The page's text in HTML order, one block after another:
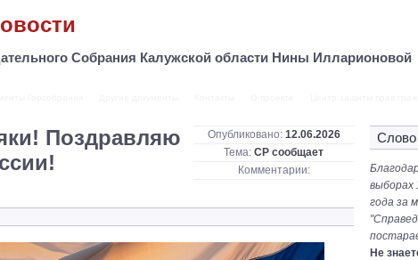
Собрания Калужской области Нины Илларионовой
Опубликовано: 12.06.2026
Тема: СР сообщает
Комментарии:
Поздравляю
Слово
выборах
года за
Не